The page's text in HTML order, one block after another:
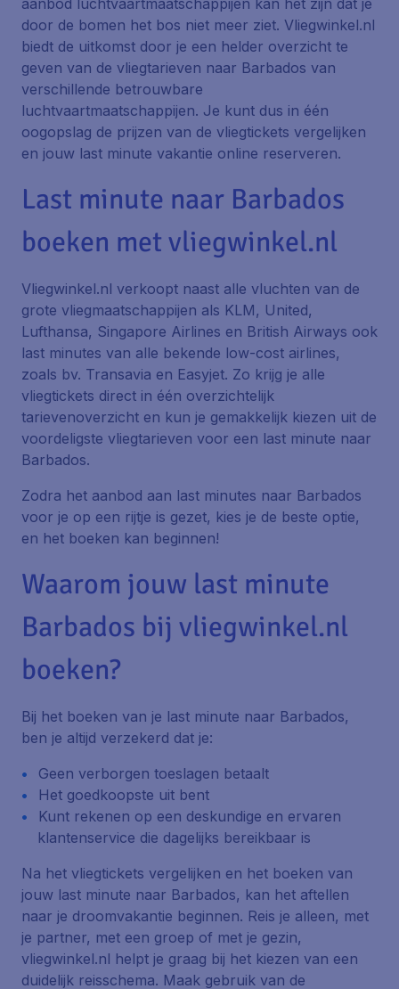
aanbod luchtvaartmaatschappijen kan het zijn dat je
door de bomen het bos niet meer ziet. Vliegwinkel.nl
biedt de uitkomst door je een helder overzicht te
geven van de vliegtarieven naar Barbados van
verschillende betrouwbare
luchtvaartmaatschappijen. Je kunt dus in één
oogopslag de prijzen van de vliegtickets vergelijken
en jouw last minute vakantie online reserveren.
Last minute naar Barbados
boeken met vliegwinkel.nl
Vliegwinkel.nl verkoopt naast alle vluchten van de
grote vliegmaatschappijen als KLM, United,
Lufthansa, Singapore Airlines en British Airways ook
last minutes van alle bekende low-cost airlines,
zoals bv. Transavia en Easyjet. Zo krijg je alle
vliegtickets direct in één overzichtelijk
tarievenoverzicht en kun je gemakkelijk kiezen uit de
voordeligste vliegtarieven voor een last minute naar
Barbados.
Zodra het aanbod aan last minutes naar Barbados
voor je op een rijtje is gezet, kies je de beste optie,
en het boeken kan beginnen!
Waarom jouw last minute
Barbados bij vliegwinkel.nl
boeken?
Bij het boeken van je last minute naar Barbados,
ben je altijd verzekerd dat je:
Geen verborgen toeslagen betaalt
Het goedkoopste uit bent
Kunt rekenen op een deskundige en ervaren
klantenservice die dagelijks bereikbaar is
Na het vliegtickets vergelijken en het boeken van
jouw last minute naar Barbados, kan het aftellen
naar je droomvakantie beginnen. Reis je alleen, met
je partner, met een groep of met je gezin,
vliegwinkel.nl helpt je graag bij het kiezen van een
duidelijk reisschema. Maak gebruik van de